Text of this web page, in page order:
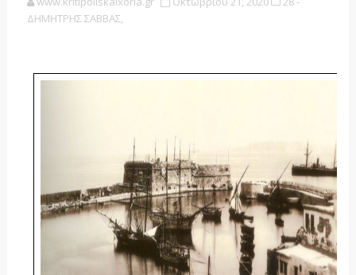
ΔΗΜΗΤΡΗΣ ΣΑΒΒΑΣ,